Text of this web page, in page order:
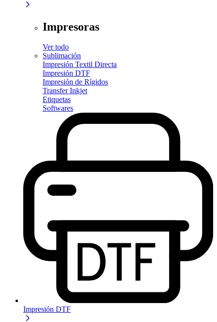
Impresoras
Ver todo
Sublimación
Impresión Textil Directa
Impresión DTF
Impresión de Rígidos
Transfer Inkjet
Etiquetas
Softwares
Impresión DTF